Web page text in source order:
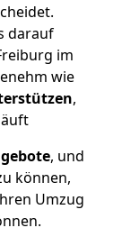
darauf
im
wie
,
, und
können,
Umzug